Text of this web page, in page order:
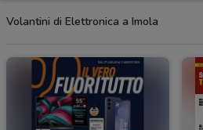
Volantini di Elettronica a Imola